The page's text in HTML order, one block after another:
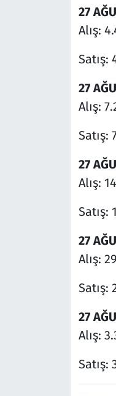
27
Alış:
Satış:
27
Alış:
Satış:
27
Alış:
Satış:
27
Alış:
Satış:
27
Alış:
Satış: